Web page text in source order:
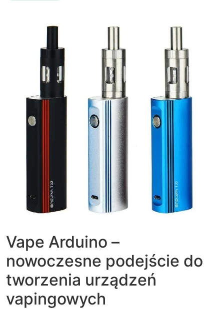
Vape Arduino –
nowoczesne podejście do
tworzenia urządzeń
vapingowych